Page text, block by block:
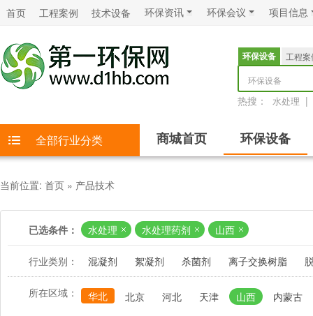
首页 工程案例 技术设备 环保资讯 环保会议 项目信息
环保设备
工程案
环保设备
热搜： 水处理 |
全部行业分类 商城首页 环保设备
当前位置: 首页 » 产品技术
已选条件： 水处理 水处理药剂 山西
行业类别： 混凝剂 絮凝剂 杀菌剂 离子交换树脂
所在区域： 华北 北京 河北 天津 山西
内蒙古